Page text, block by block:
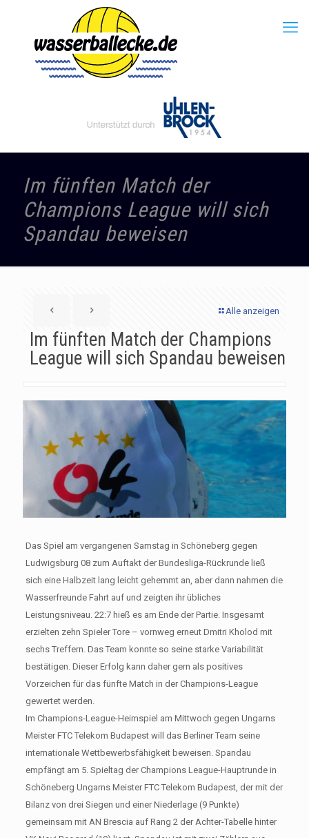
Im fünften Match der
Champions League will sich
Spandau beweisen
Alle anzeigen
Im fünften Match der Champions
League will sich Spandau beweisen
Das Spiel am vergangenen Samstag in Schöneberg gegen
Ludwigsburg 08 zum Auftakt der Bundesliga-Rückrunde ließ
sich eine Halbzeit lang leicht gehemmt an, aber dann nahmen die
Wasserfreunde Fahrt auf und zeigten ihr übliches
Leistungsniveau. 22:7 hieß es am Ende der Partie. Insgesamt
erzielten zehn Spieler Tore – vornweg erneut Dmitri Kholod mit
sechs Treffern. Das Team konnte so seine starke Variabilität
bestätigen. Dieser Erfolg kann daher gern als positives
Vorzeichen für das fünfte Match in der Champions-League
gewertet werden.
Im Champions-League-Heimspiel am Mittwoch gegen Ungarns
Meister FTC Telekom Budapest will das Berliner Team seine
internationale Wettbewerbsfähigkeit beweisen. Spandau
empfängt am 5. Spieltag der Champions League-Hauptrunde in
Schöneberg Ungarns Meister FTC Telekom Budapest, der mit der
Bilanz von drei Siegen und einer Niederlage (9 Punkte)
gemeinsam mit AN Brescia auf Rang 2 der Achter-Tabelle hinter